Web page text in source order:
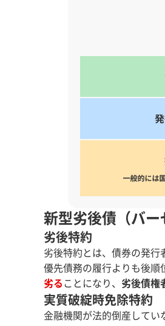
新型劣後債（バ
劣後特約
劣後特約とは、債券の発行
優先債務の履行よりも後順
劣る ことになり、 劣後債権
実質破綻時免除特約
金融機関が法的倒産してい